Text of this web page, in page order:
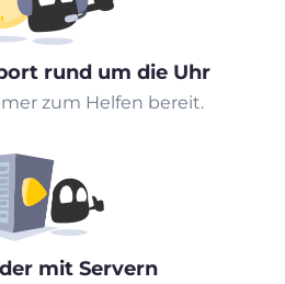
rund um die Uhr
zum Helfen bereit.
mit Servern